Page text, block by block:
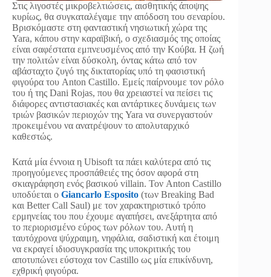
Στις λιγοστές μικροβελτιώσεις, αισθητικής άποψης
κυρίως, θα συγκαταλέγαμε την απόδοση του σεναρίου.
Βρισκόμαστε στη φανταστική νησιωτική χώρα της
Yara, κάπου στην καραϊβική, ο σχεδιασμός της οποίας
είναι σαφέστατα εμπνευσμένος από την Κούβα. Η ζωή
την πολιτών είναι δύσκολη, όντας κάτω από τον
αβάσταχτο ζυγό της δικτατορίας υπό τη φασιστική
φιγούρα του Anton Castillo. Εμείς παίρνουμε τον ρόλο
του ή της Dani Rojas, που θα χρειαστεί να πείσει τις
διάφορες αντιστασιακές και αντάρτικες δυνάμεις των
τριών βασικών περιοχών της Yara να συνεργαστούν
προκειμένου να ανατρέψουν το απολυταρχικό
καθεστώς.
Κατά μία έννοια η Ubisoft τα πάει καλύτερα από τις
προηγούμενες προσπάθειές της όσον αφορά στη
σκιαγράφηση ενός βασικού villain. Τον Anton Castillo
υποδύεται ο Giancarlo Esposito (των Breaking Bad
και Better Call Saul) με τον χαρακτηριστικό τρόπο
ερμηνείας του που έχουμε αγαπήσει, ανεξάρτητα από
το περιορισμένο εύρος των ρόλων του. Αυτή η
ταυτόχρονα ψύχραιμη, νηφάλια, σαδιστική και έτοιμη
να εκραγεί ιδιοσυγκρασία της υποκριτικής του
αποτυπώνει εύστοχα τον Castillo ως μία επικίνδυνη,
εχθρική φιγούρα.